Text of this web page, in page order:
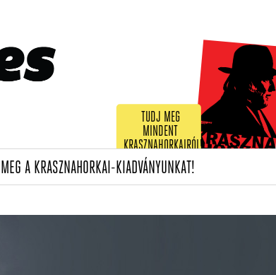
TUDJ MEG
MINDENT
KRASZNAHORKAIRÓL!
A KRASZNAHORKAI-KIADVÁNYUNKAT!(CURRENT)